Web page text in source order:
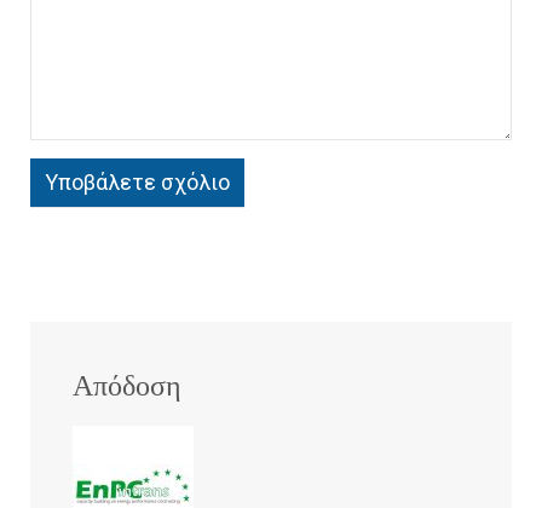
Υποβάλετε σχόλιο
Απόδοση